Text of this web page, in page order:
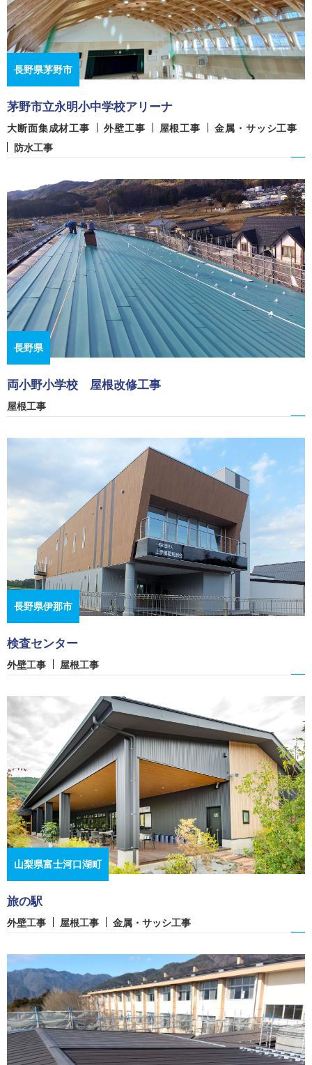
長野県茅野市
茅野市立永明小中学校アリーナ
大断面集成材工事 外壁工事 屋根工事
金属・サッシ工事
防水工事
長野県
両小野小学校 屋根改修工事
屋根工事
長野県伊那市
検査センター
外壁工事 屋根工事
山梨県富士河口湖町
旅の駅
外壁工事 屋根工事 金属・サッシ工事